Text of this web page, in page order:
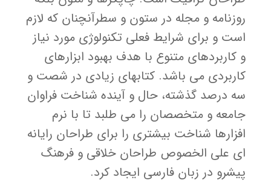
روزنامه و مجله در ستون و سطرآنچنان که لازم
است و برای شرایط فعلی تکنولوژی مورد نیاز
و کاربردهای متنوع با هدف بهبود ابزارهای
کاربردی می باشد. کتابهای زیادی در شصت و
سه درصد گذشته، حال و آینده شناخت فراوان
جامعه و متخصصان را می طلبد تا با نرم
افزارها شناخت بیشتری را برای طراحان رایانه
ای علی الخصوص طراحان خلاقی و فرهنگ
پیشرو در زبان فارسی ایجاد کرد.